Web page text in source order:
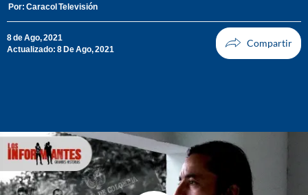
Por: Caracol Televisión
8 de Ago, 2021
Actualizado: 8 De Ago, 2021